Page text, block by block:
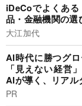
iDeCoでよくあ
品・金融機関の選
大江加代
AI時代に勝つグ
「見えない経営
AIが導く、リアル
PR